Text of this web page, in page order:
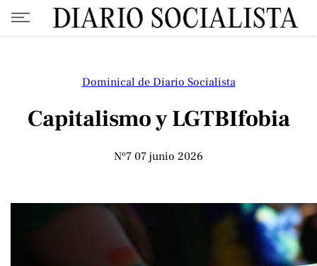
Dominical de Diario Socialista
Capitalismo y LGTBIfobia
Nº7 07 junio 2026